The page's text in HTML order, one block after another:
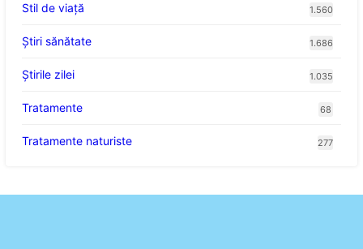
Stil de viaţă 1.560
Ştiri sănătate 1.686
Știrile zilei 1.035
Tratamente 68
Tratamente naturiste 277